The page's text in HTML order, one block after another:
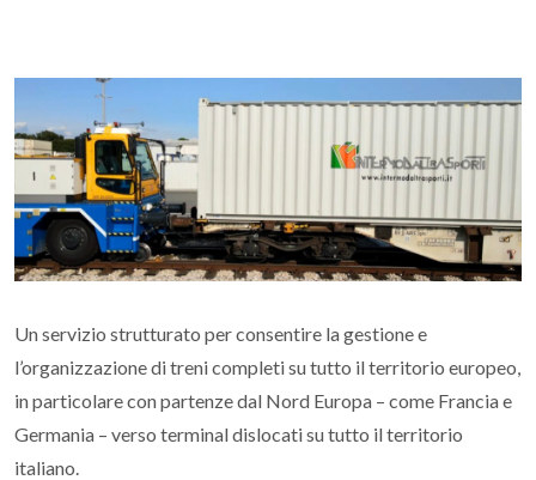
Un servizio strutturato per consentire la gestione e
l’organizzazione di treni completi su tutto il territorio europeo,
in particolare con partenze dal Nord Europa – come Francia e
Germania – verso terminal dislocati su tutto il territorio
italiano.